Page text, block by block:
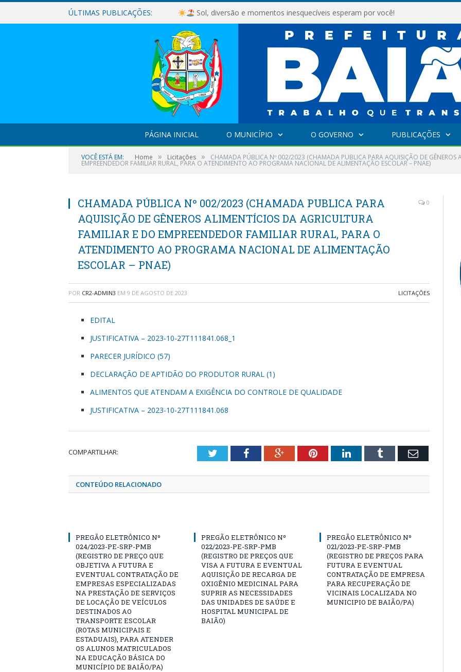
ÚLTIMAS PUBLICAÇÕES: Sol, diversão e momentos inesquecíveis esperam por você!
PÁGINA INICIAL O MUNICÍPIO O GOVERNO PUBLICAÇÕES
VOCÊ ESTÁ EM: Home » Licitações » CHAMADA PÚBLICA Nº 002/2023 (CHAMADA PUBLICA PARA AQUISIÇÃO DE GÊNEROS
EMPREENDEDOR FAMILIAR RURAL, PARA O ATENDIMENTO AO PROGRAMA NACIONAL DE ALIMENTAÇÃO ESCOLAR – PNAE)
CHAMADA PÚBLICA Nº 002/2023 (CHAMADA PUBLICA PARA
AQUISIÇÃO DE GÊNEROS ALIMENTÍCIOS DA AGRICULTURA
FAMILIAR E DO EMPREENDEDOR FAMILIAR RURAL, PARA O
ATENDIMENTO AO PROGRAMA NACIONAL DE ALIMENTAÇÃO
ESCOLAR – PNAE)
0
POR CR2-ADMIN3 EM 9 DE AGOSTO DE 2023 LICITAÇÕES
EDITAL
JUSTIFICATIVA – 2023-10-27T111841.068_1
PARECER JURÍDICO (57)
DECLARAÇÃO DE APTIDÃO DO PRODUTOR RURAL (1)
ALIMENTOS QUE ATENDAM A EXIGÊNCIA DO CONTROLE DE QUALIDADE
JUSTIFICATIVA – 2023-10-27T111841.068
COMPARTILHAR: TwitterFacebookGoogle+PinterestLinkedInTumblr Email
CONTEÚDO RELACIONADO
PREGÃO ELETRÔNICO Nº
024/2023-PE-SRP-PMB
(REGISTRO DE PREÇO QUE
OBJETIVA A FUTURA E
EVENTUAL CONTRATAÇÃO DE
EMPRESAS ESPECIALIZADAS
NA PRESTAÇÃO DE SERVIÇOS
DE LOCAÇÃO DE VEÍCULOS
DESTINADOS AO
TRANSPORTE ESCOLAR
(ROTAS MUNICIPAIS E
ESTADUAIS), PARA ATENDER
OS ALUNOS MATRICULADOS
NA EDUCAÇÃO BÁSICA DO
MUNICÍPIO DE BAIÃO/PA)
PREGÃO ELETRÔNICO Nº
022/2023-PE-SRP-PMB
(REGISTRO DE PREÇOS QUE
VISA A FUTURA E EVENTUAL
AQUISIÇÃO DE RECARGA DE
OXIGÊNIO MEDICINAL PARA
SUPRIR AS NECESSIDADES
DAS UNIDADES DE SAÚDE E
HOSPITAL MUNICIPAL DE
BAIÃO)
PREGÃO ELETRÔNICO Nº
021/2023-PE-SRP-PMB
(REGISTRO DE PREÇOS PARA
FUTURA E EVENTUAL
CONTRATAÇÃO DE EMPRESA
PARA RECUPERAÇÃO DE
VICINAIS LOCALIZADA NO
MUNICIPIO DE BAIÃO/PA)